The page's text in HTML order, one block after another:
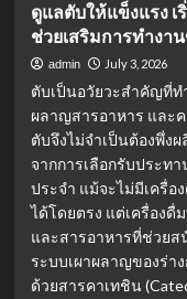
ดูแลตับให้แข็งแรง
ช่วยเสริมการทำงา
admin July 3, 2026
ตับเป็นอวัยวะสำคัญที่ท
ผลาญสารอาหาร และ
ตับจึงไม่จำเป็นต้องพึ่ง
จากการเลือกรับประท
ประจำ แม้จะไม่มีเครื่
ได้โดยตรง แต่เครื่อง
และสารอาหารที่ช่วยส
ระบบเผาผลาญของร่า
ด้วยสารคาเทชิน